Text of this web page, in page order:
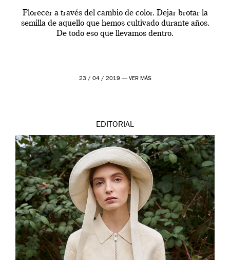
Florecer a través del cambio de color. Dejar brotar la
semilla de aquello que hemos cultivado durante años.
De todo eso que llevamos dentro.
23 / 04 / 2019 — VER MÁS
EDITORIAL